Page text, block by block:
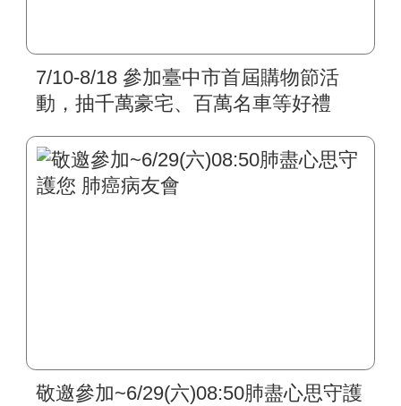
7/10-8/18 參加臺中市首屆購物節活
動，抽千萬豪宅、百萬名車等好禮
敬邀參加~6/29(六)08:50肺盡心思守護